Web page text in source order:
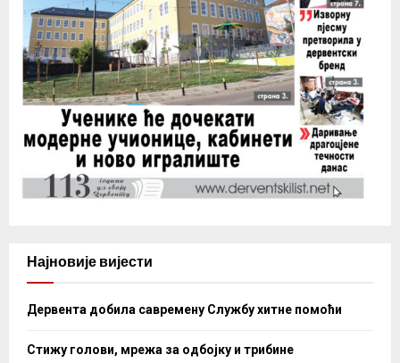
Најновије вијести
Дервента добила савремену Службу хитне помоћи
Стижу голови, мрежа за одбојку и трибине